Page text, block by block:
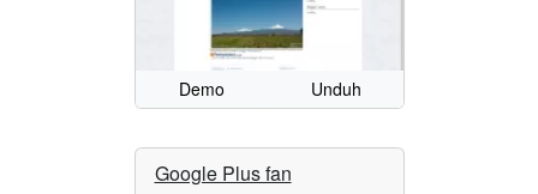
Demo Unduh
Google Plus fan